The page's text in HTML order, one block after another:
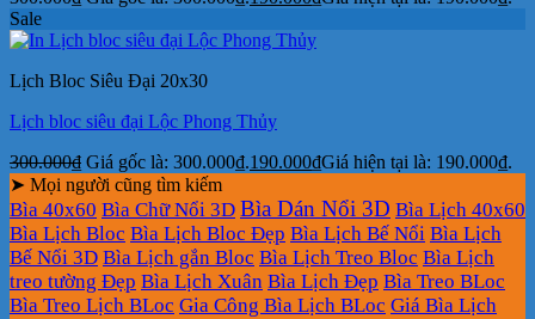
Sale
Lịch Bloc Siêu Đại 20x30
Lịch bloc siêu đại Lộc Phong Thủy
300.000₫ Giá gốc là: 300.000₫.190.000₫Giá hiện tại là: 190.000₫.
➤ Mọi người cũng tìm kiếm
Bìa 40x60 Bìa Chữ Nổi 3D Bìa Dán Nổi 3D Bìa Lịch 40x60
Bìa Lịch Bloc Bìa Lịch Bloc Đẹp Bìa Lịch Bế Nổi Bìa Lịch
Bế Nổi 3D Bìa Lịch gắn Bloc Bìa Lịch Treo Bloc Bìa Lịch
treo tường Đẹp Bìa Lịch Xuân Bìa Lịch Đẹp Bìa Treo BLoc
Bìa Treo Lịch BLoc Gia Công Bìa Lịch BLoc Giá Bìa Lịch